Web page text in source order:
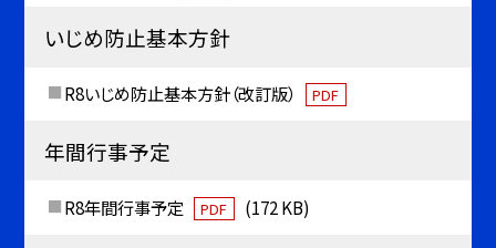
いじめ防止基本方針
R8いじめ防止基本方針（改訂版） PDF
年間行事予定
R8年間行事予定 PDF (172 KB)